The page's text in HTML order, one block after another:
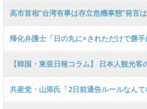
高市首相”台湾有事は存立危機事態”発
当でない12%
帰化弁護士「日の丸に×されただけで勝
ｗｗｗｗｗｗｗｗｗｗｗｗｗｗｗｗｗ
【韓国・東亜日報コラム】 日本人観光
共産党・山添氏「2日前通告ルールなんて